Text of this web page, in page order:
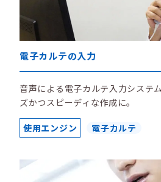
電子カルテの入力
音声による電子カルテ入力システ
ズかつスピーディな作成に。
使用エンジン 電子カルテ